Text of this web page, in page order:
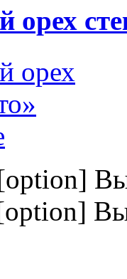
орех